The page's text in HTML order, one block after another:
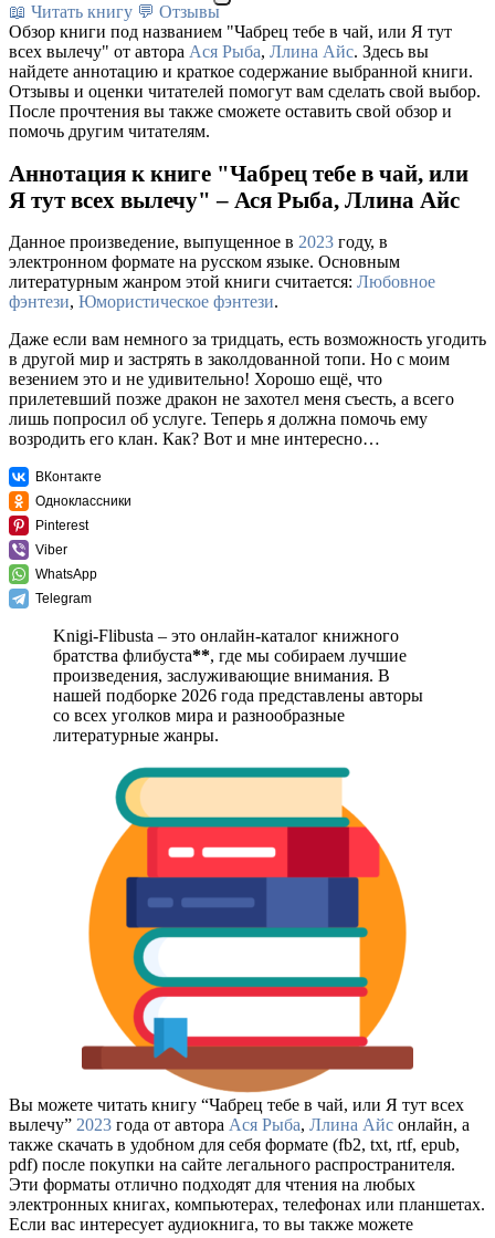
📖 Читать книгу 💬 Отзывы
Обзор книги под названием "Чабрец тебе в чай, или Я тут
всех вылечу" от автора Ася Рыба, Ллина Айс. Здесь вы
найдете аннотацию и краткое содержание выбранной книги.
Отзывы и оценки читателей помогут вам сделать свой выбор.
После прочтения вы также сможете оставить свой обзор и
помочь другим читателям.
Аннотация к книге "Чабрец тебе в чай, или
Я тут всех вылечу" – Ася Рыба, Ллина Айс
Данное произведение, выпущенное в 2023 году, в
электронном формате на русском языке. Основным
литературным жанром этой книги считается: Любовное
фэнтези, Юмористическое фэнтези.
Даже если вам немного за тридцать, есть возможность угодить
в другой мир и застрять в заколдованной топи. Но с моим
везением это и не удивительно! Хорошо ещё, что
прилетевший позже дракон не захотел меня съесть, а всего
лишь попросил об услуге. Теперь я должна помочь ему
возродить его клан. Как? Вот и мне интересно…
ВКонтакте
Одноклассники
Pinterest
Viber
WhatsApp
Telegram
Knigi-Flibusta – это онлайн-каталог книжного
братства флибуста**, где мы собираем лучшие
произведения, заслуживающие внимания. В
нашей подборке 2026 года представлены авторы
со всех уголков мира и разнообразные
литературные жанры.
Вы можете читать книгу “Чабрец тебе в чай, или Я тут всех
вылечу” 2023 года от автора Ася Рыба, Ллина Айс онлайн, а
также скачать в удобном для себя формате (fb2, txt, rtf, epub,
pdf) после покупки на сайте легального распространителя.
Эти форматы отлично подходят для чтения на любых
электронных книгах, компьютерах, телефонах или планшетах.
Если вас интересует аудиокнига, то вы также можете